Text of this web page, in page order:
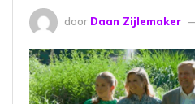
door Daan Zijlemaker